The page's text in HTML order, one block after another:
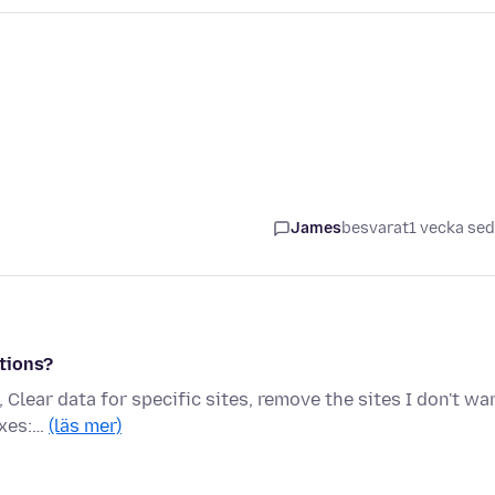
Jamesbesvarat1 vecka
data for specific sites, remove the sites I don't
(läs mer)